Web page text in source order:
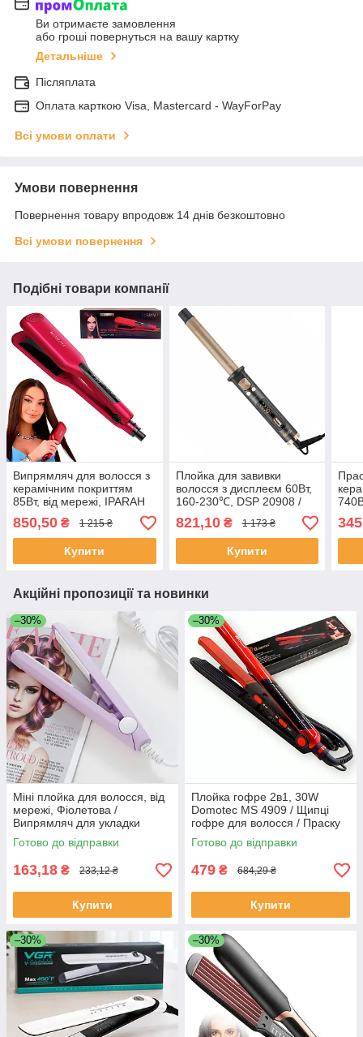
Ви отримаєте замовлення
або гроші повернуться на вашу картку
Детальніше
Післяплата
Оплата карткою Visa, Mastercard - WayForPay
Всі умови оплати
Умови повернення
Повернення товару впродовж 14 днів безкоштовно
Всі умови повернення
Подібні товари компанії
Випрямляч для волосся з
керамічним покриттям
85Вт, від мережі, IPARAH
P-120R / Плойка для
волосся
850,50 ₴ 1 215 ₴
Купити
Плойка для завивки
волосся з дисплеєм 60Вт,
160-230℃, DSP 20908 /
Плойка хвиля / Плойка-
щипці для завивки
821,10₴ 1 173 ₴
Купити
для
/345
Акційні пропозиції та новинки
–30%
Міні плойка для волосся, від
мережі, Фіолетова /
Випрямляч для укладки
волосся / Міні утюжок для
стайлінга
Готово до відправки
163,18 ₴ 233,12 ₴
Купити
–30%
Плойка гофре 2в1, 30W
Domotec MS 4909 / Щипці
гофре для волосся / Праску
для випрямлення волосся
Готово до відправки
479 ₴ 684,29 ₴
Купити
–30% –30%